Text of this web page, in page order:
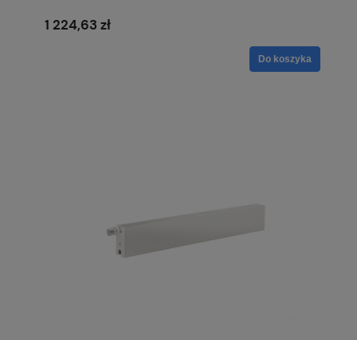
1 224,63 zł
Do koszyka